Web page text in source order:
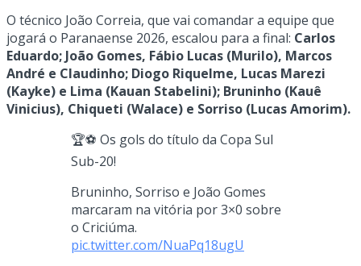
O técnico João Correia, que vai comandar a equipe que
jogará o Paranaense 2026, escalou para a final: Carlos
Eduardo; João Gomes, Fábio Lucas (Murilo), Marcos
André e Claudinho; Diogo Riquelme, Lucas Marezi
(Kayke) e Lima (Kauan Stabelini); Bruninho (Kauê
Vinicius), Chiqueti (Walace) e Sorriso (Lucas Amorim).
🏆⚽️ Os gols do título da Copa Sul
Sub-20!
Bruninho, Sorriso e João Gomes
marcaram na vitória por 3×0 sobre
o Criciúma.
pic.twitter.com/NuaPq18ugU